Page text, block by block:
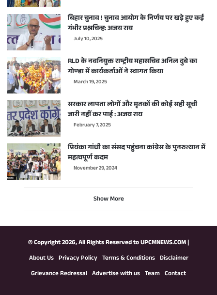
बिहार चुनाव ! चुनाव आयोग के निर्णय पर खड़े हुए कई
गंभीर प्रश्नचिन्ह: अजय राय
July 10, 2025
RLD के नवनियुक्त राष्ट्रीय महासचिव अनिल दुबे का
गोण्डा में कार्यकर्ताओं ने स्वागत किया
March 19, 2025
सरकार लापता लोगों और मृतकों की कोई सही सूची
जारी नहीं कर पाई : अजय राय
February 7, 2025
प्रियंका गांधी का संसद पहुंचना कांग्रेस के पुनरुत्थान में
महत्वपूर्ण कदम
November 29, 2024
Show More
© Copyright 2026, All Rights Reserved toUPCMNEWS.COM|
About Us Privacy Policy Terms & Conditions Disclaimer
Grievance Redressal Advertise with us Team Contact